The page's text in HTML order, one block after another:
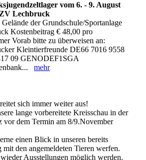
vom 6. - 9. August
Lechbruck
Gelände der Grundschule/Sportanlage
Kostenbeitrag € 48,00 pro
Vorab bitte zu überweisen an:
Kleintierfreunde DE66 7016 9558
09 GENODEF1SGA
mehr
sich immer weiter aus!
lange vorbereitete Kreisschau in der
dem Termin am 8/9.November
einen Blick in unseren bereits
den angemeldeten Tieren werfen.
Ausstellungen möglich werden.